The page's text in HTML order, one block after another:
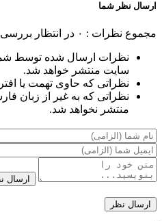
ارسال نظر شما
مجموع نظرات : ۰ در انتظار بررسی :
نظرات ارسال شده توسط
سایت منتشر خواهد شد.
نظراتی که حاوی تهمت یا
نظراتی که به غیر از زبان
منتشر نخواهد شد.
ارسال